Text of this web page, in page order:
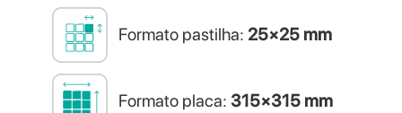
Formato pastilha: 25×25 mm
Formato placa: 315×315 mm